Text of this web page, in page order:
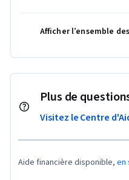
Afficher l’ensemble
Plus de
Visitez le Centre
Aide financière disponible, en